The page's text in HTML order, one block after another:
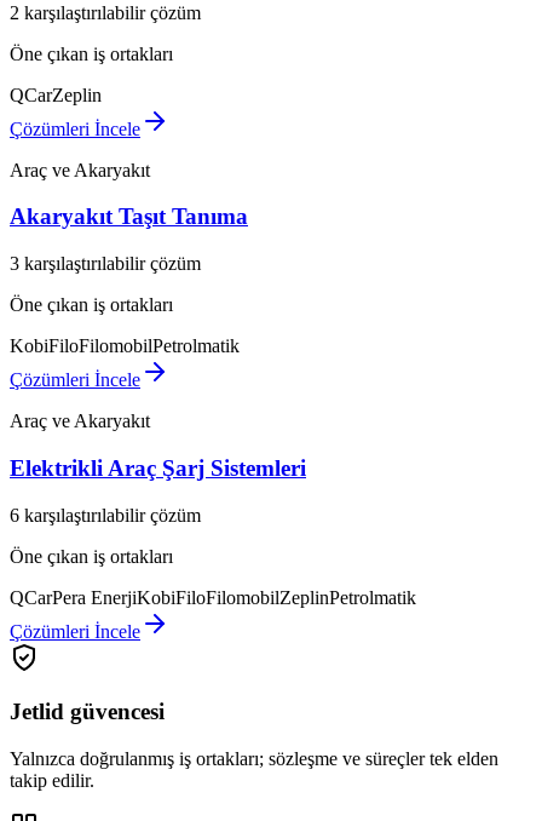
2 karşılaştırılabilir çözüm
Öne çıkan iş ortakları
QCarZeplin
Çözümleri İncele
Araç ve Akaryakıt
Akaryakıt Taşıt Tanıma
3 karşılaştırılabilir çözüm
Öne çıkan iş ortakları
KobiFiloFilomobilPetrolmatik
Çözümleri İncele
Araç ve Akaryakıt
Elektrikli Araç Şarj Sistemleri
6 karşılaştırılabilir çözüm
Öne çıkan iş ortakları
QCarPera EnerjiKobiFiloFilomobilZeplinPetrolmatik
Çözümleri İncele
Jetlid güvencesi
Yalnızca doğrulanmış iş ortakları; sözleşme ve süreçler tek elden
takip edilir.